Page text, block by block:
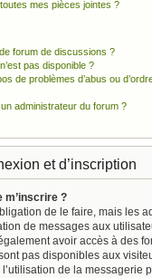
mes pièces jointes ?
forum de discussions ?
pas disponible ?
de problèmes d’abus ou
administrateur du forum ?
et d’inscription
m’inscrire ?
de le faire, mais les
de messages aux
avoir accès à des
pas disponibles aux
de la messagerie